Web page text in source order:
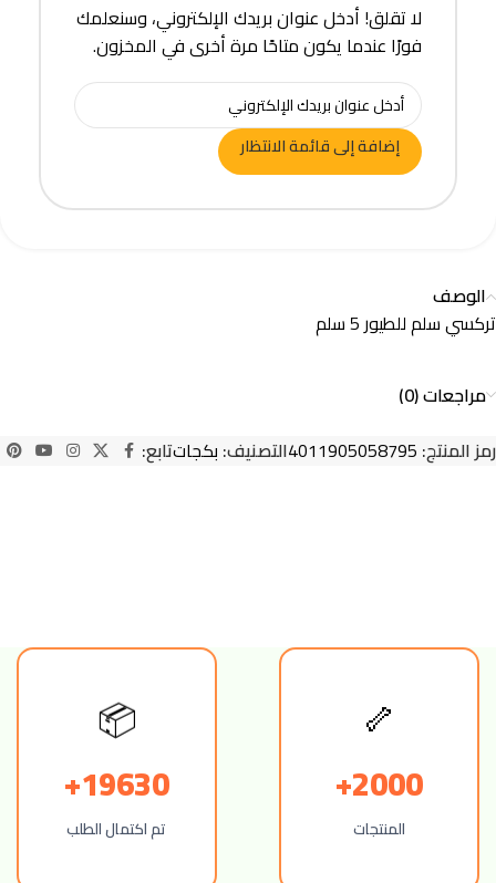
لا تقلق! أدخل عنوان بريدك الإلكتروني، وسنعلمك
فورًا عندما يكون متاحًا مرة أخرى في المخزون.
إضافة إلى قائمة الانتظار
الوصف
تركسي سلم للطيور 5 سلم
مراجعات (0)
رمز المنتج: 4011905058795التصنيف: بكجاتتابع:
🦴
2000+
المنتجات
📦
19630+
تم اكتمال الطلب